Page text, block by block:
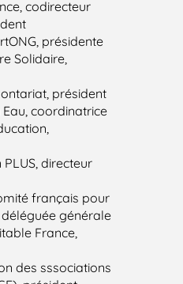
codirecteur
présidente
Solidaire,
président
Eau, coordinatrice
PLUS, directeur
français pour
générale
France,
des sssociations